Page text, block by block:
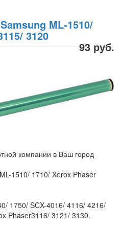
ML-1510/
3120
93 руб.
компании в Ваш город
1510/ 1710/ Xerox Phaser
1750/ SCX-4016/ 4116/ 4216/
Phaser3116/ 3121/ 3130.